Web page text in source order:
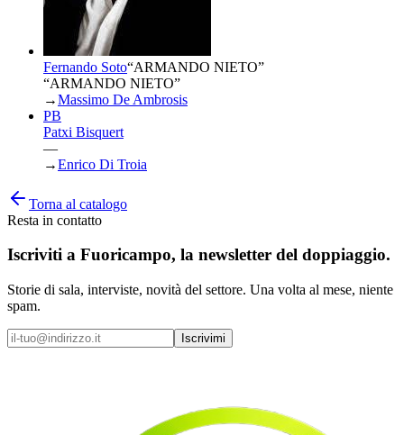
Fernando Soto“ARMANDO NIETO”
“ARMANDO NIETO”
→Massimo De Ambrosis
PB
Patxi Bisquert
—
→Enrico Di Troia
Torna al catalogo
Resta in contatto
Iscriviti a Fuoricampo, la newsletter del doppiaggio.
Storie di sala, interviste, novità del settore. Una volta al mese, niente
spam.
Iscrivimi